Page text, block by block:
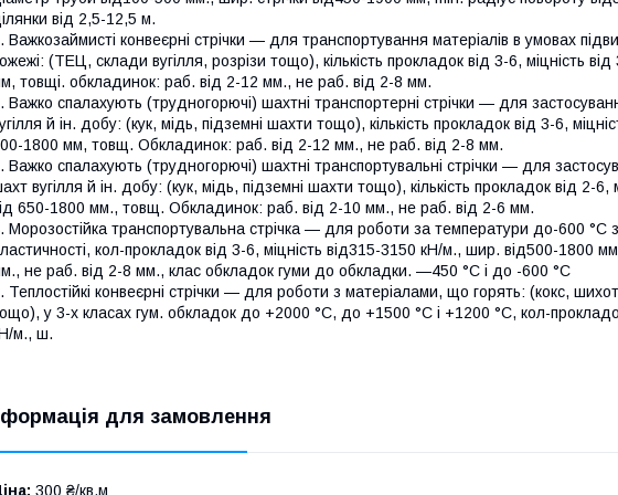
від 2,5-12,5 м.
Важкозаймисті конвеєрні стрічки — для транспортування матеріалів в умовах
(ТЕЦ, склади вугілля, розрізи тощо), кількість прокладок від 3-6, міцність
товщі. обкладинок: раб. від 2-12 мм., не раб. від 2-8 мм.
Важко спалахують (трудногорючі) шахтні транспортерні стрічки — для
й ін. добу: (кук, мідь, підземні шахти тощо), кількість прокладок від 3-6,
1800 мм, товщ. Обкладинок: раб. від 2-12 мм., не раб. від 2-8 мм.
Важко спалахують (трудногорючі) шахтні транспортувальні стрічки — для
вугілля й ін. добу: (кук, мідь, підземні шахти тощо), кількість прокладок від 2-
650-1800 мм., товщ. Обкладинок: раб. від 2-10 мм., не раб. від 2-6 мм.
Морозостійка транспортувальна стрічка — для роботи за температури до-600 °C
кол-прокладок від 3-6, міцність від315-3150 кН/м., шир. від500-1800
не раб. від 2-8 мм., клас обкладок гуми до обкладки. —450 °C і до -600 °C
Теплостійкі конвеєрні стрічки — для роботи з матеріалами, що горять: (кокс,
у 3-х класах гум. обкладок до +2000 °C, до +1500 °C і +1200 °C, кол-
м., ш.
для замовлення
300 ₴/кв.м